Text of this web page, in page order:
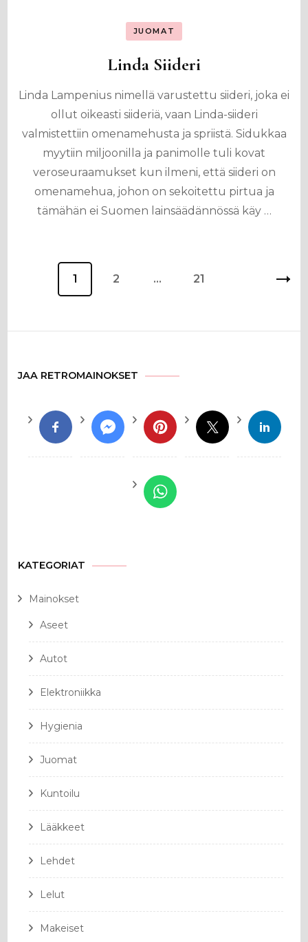
JUOMAT
Linda Siideri
Linda Lampenius nimellä varustettu siideri, joka ei
ollut oikeasti siideriä, vaan Linda-siideri
valmistettiin omenamehusta ja spriistä. Sidukkaa
myytiin miljoonilla ja panimolle tuli kovat
veroseuraamukset kun ilmeni, että siideri on
omenamehua, johon on sekoitettu pirtua ja
tämähän ei Suomen lainsäädännössä käy …
Sivu
1 Sivu
2 … Sivu
21
JAA RETROMAINOKSET
KATEGORIAT
Mainokset
Aseet
Autot
Elektroniikka
Hygienia
Juomat
Kuntoilu
Lääkkeet
Lehdet
Lelut
Makeiset